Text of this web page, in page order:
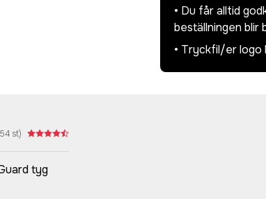
• Du får alltid
beställningen blir
• Tryckfil/er logo
st)
tyg